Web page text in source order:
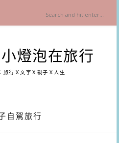
燈泡在旅行
旅行Ｘ文字Ｘ親子Ｘ人生
自駕旅行